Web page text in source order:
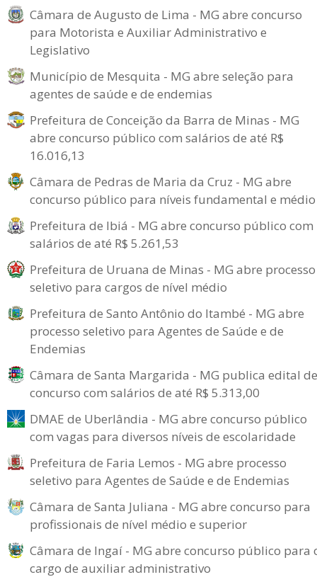
Câmara de Augusto de Lima - MG abre concurso
para Motorista e Auxiliar Administrativo e
Legislativo
Município de Mesquita - MG abre seleção para
agentes de saúde e de endemias
Prefeitura de Conceição da Barra de Minas - MG
abre concurso público com salários de até R$
16.016,13
Câmara de Pedras de Maria da Cruz - MG abre
concurso público para níveis fundamental e médio
Prefeitura de Ibiá - MG abre concurso público com
salários de até R$ 5.261,53
Prefeitura de Uruana de Minas - MG abre processo
seletivo para cargos de nível médio
Prefeitura de Santo Antônio do Itambé - MG abre
processo seletivo para Agentes de Saúde e de
Endemias
Câmara de Santa Margarida - MG publica edital de
concurso com salários de até R$ 5.313,00
DMAE de Uberlândia - MG abre concurso público
com vagas para diversos níveis de escolaridade
Prefeitura de Faria Lemos - MG abre processo
seletivo para Agentes de Saúde e de Endemias
Câmara de Santa Juliana - MG abre concurso para
profissionais de nível médio e superior
Câmara de Ingaí - MG abre concurso público para
cargo de auxiliar administrativo